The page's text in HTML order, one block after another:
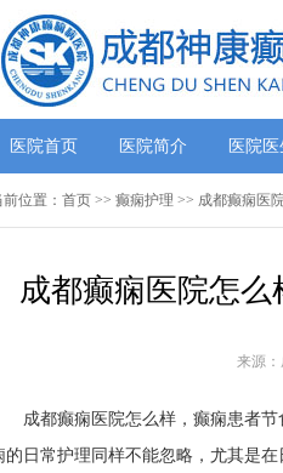
医院首页 医院简介 医院医
前位置： 首页 >> 癫痫护理 >> 成都癫痫医
成都癫痫医院怎
来源
都癫痫医院怎么样，癫痫患者节
的日常护理同样不能忽略，尤其是在